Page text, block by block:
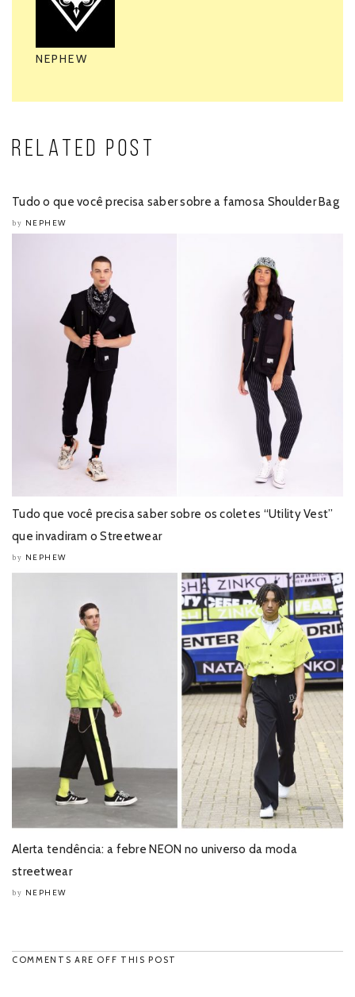
NEPHEW
RELATED POST
Tudo o que você precisa saber sobre a famosa Shoulder Bag
by NEPHEW
Tudo que você precisa saber sobre os coletes “Utility Vest”
que invadiram o Streetwear
by NEPHEW
Alerta tendência: a febre NEON no universo da moda
streetwear
by NEPHEW
COMMENTS ARE OFF THIS POST